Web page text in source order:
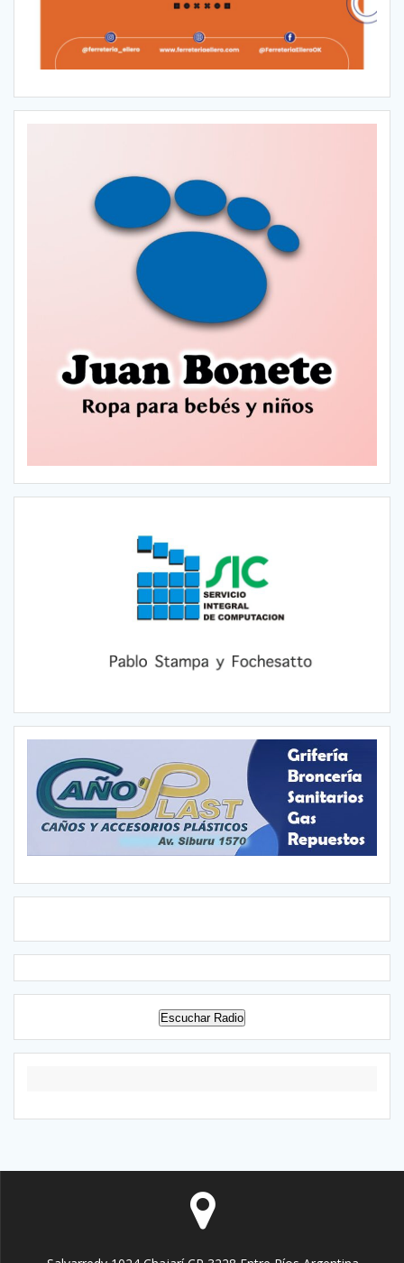
Escuchar Radio